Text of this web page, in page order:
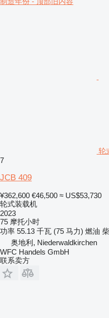
轮
7
JCB 409
¥362,600 €46,500 ≈ US$53,730
轮式装载机
2023
75 摩托小时
功率 55.13 千瓦 (75 马力) 燃油
奥地利, Niederwaldkirchen
WFC Handels GmbH
联系卖方